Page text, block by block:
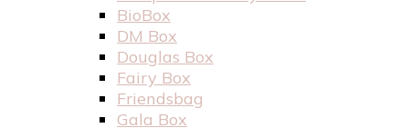
BioBox
DM Box
Douglas Box
Fairy Box
Friendsbag
Gala Box